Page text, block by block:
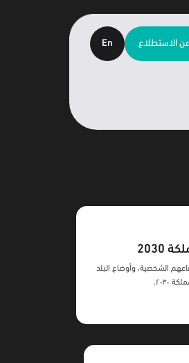
الاستطلاع En
2030
الشخصية، وأوضاع البلد
٢٠٣٠.